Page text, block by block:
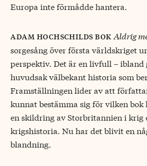
Europa inte förmådde hantera.
adam hochschilds bok Aldrig
sorgesång över första världskriget
perspektiv. Det är en livfull – ibland
huvudsak välbekant historia som
Framställningen lider av att
kunnat bestämma sig för vilken bok
en skildring av Storbritannien i
krigshistoria. Nu har det blivit en
blandning.